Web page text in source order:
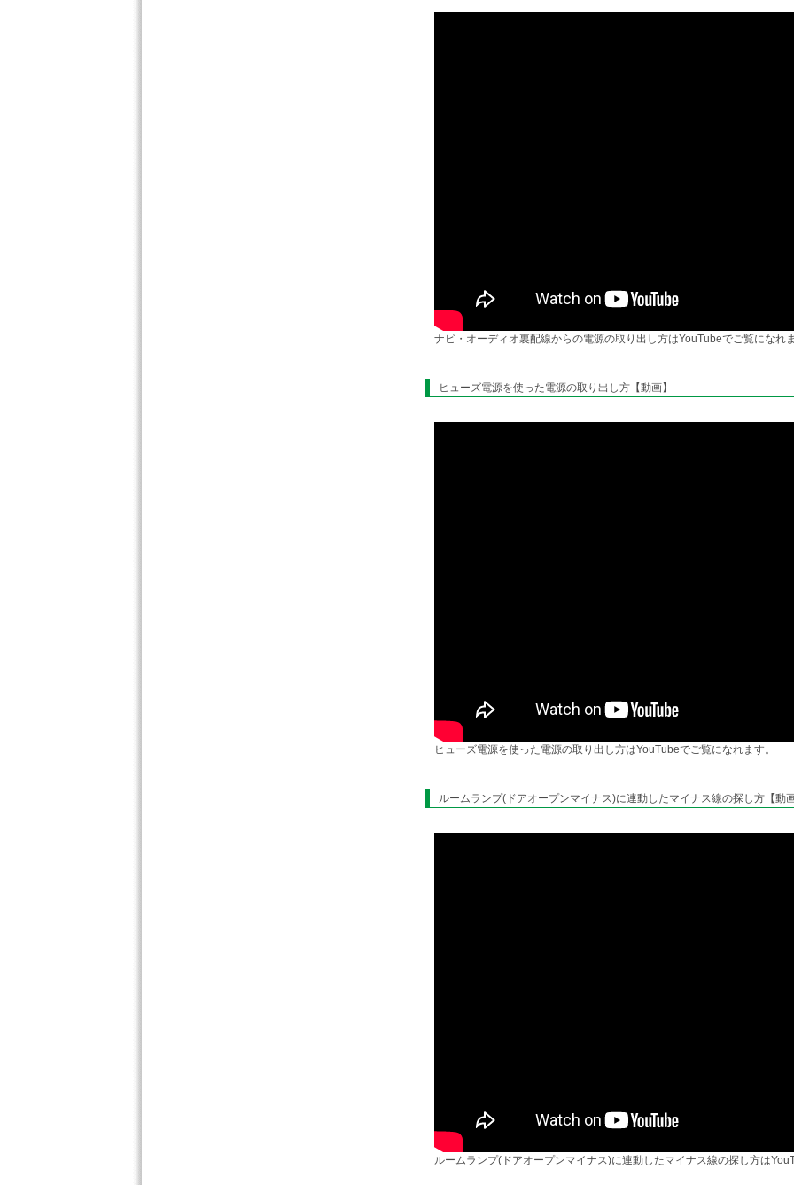
ナビ・オーディオ裏配線からの電源の取り出し方はYouTubeでご覧になれ
ヒューズ電源を使った電源の取り出し方【動画】
ヒューズ電源を使った電源の取り出し方はYouTubeでご覧になれます。
ルームランプ(ドアオープンマイナス)に連動したマイナス線の探し方【動
ルームランプ(ドアオープンマイナス)に連動したマイナス線の探し方は